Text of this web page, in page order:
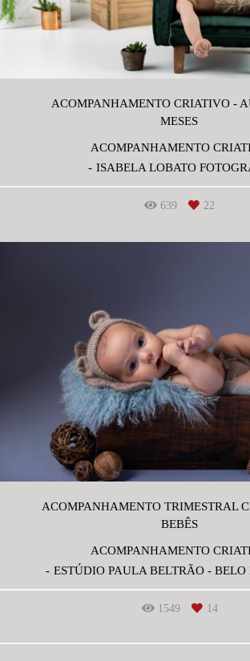
ACOMPANHAMENTO CRIATIVO -
MESES
ACOMPANHAMENTO
ISABELA LOBATO
639 22
ACOMPANHAMENTO TRIMESTRAL
BEBÊS
ACOMPANHAMENTO
ESTÚDIO PAULA BELTRÃO - BELO
1549 14